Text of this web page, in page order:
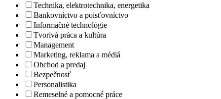
Technika, elektrotechnika, energetika
Bankovníctvo a poisťovníctvo
Informačné technológie
Tvorivá práca a kultúra
Management
Marketing, reklama a médiá
Obchod a predaj
Bezpečnosť
Personalistika
Remeselné a pomocné práce